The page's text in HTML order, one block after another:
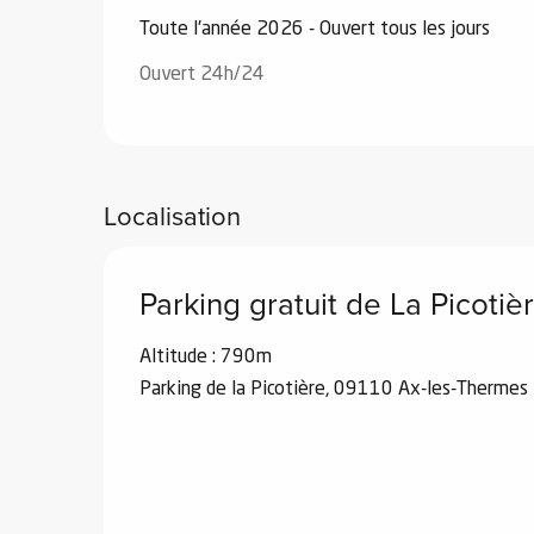
Toute l'année 2026 - Ouvert tous les jours
Ouvert 24h/24
Localisation
Parking gratuit de La
Altitude : 790m
Parking de la Picotière, 09110 Ax-les-Thermes